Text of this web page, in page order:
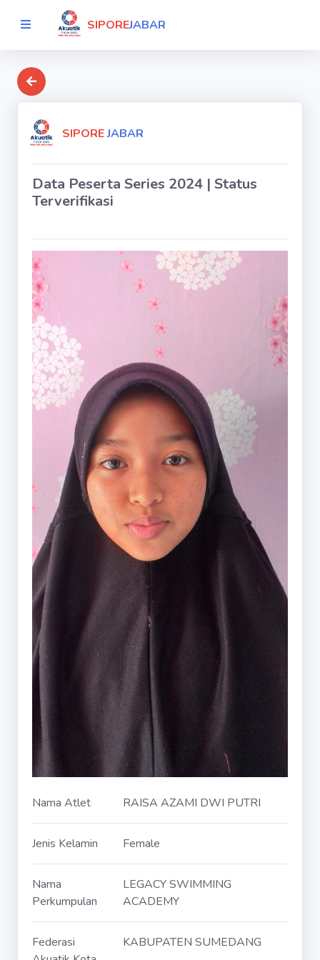
SIPOREJABAR
SIPOREJABAR
Data Peserta Series 2024 | Status
Terverifikasi
Nama Atlet RAISA AZAMI DWI PUTRI
Jenis Kelamin Female
Nama
Perkumpulan
LEGACY SWIMMING
ACADEMY
Federasi
KABUPATEN SUMEDANG